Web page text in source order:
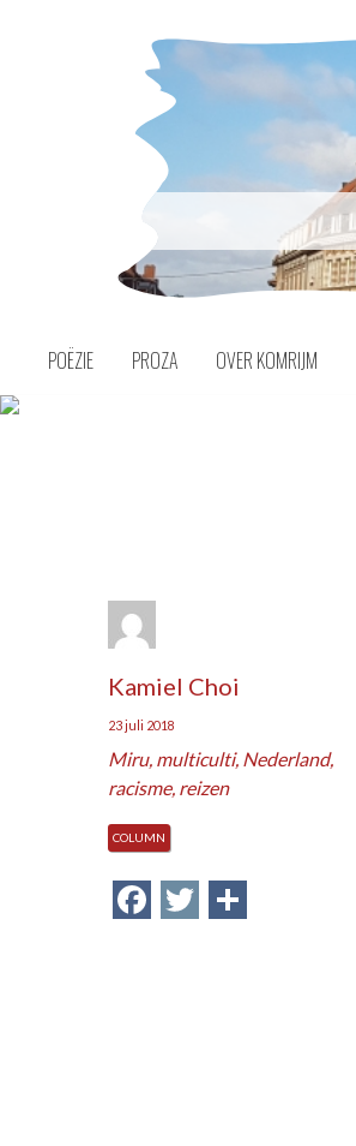
POËZIE PROZA OVER KOMRIJM
Kamiel Choi
23 juli 2018
Miru, multiculti, Nederland,
racisme, reizen
COLUMN
Facebook
Twitter